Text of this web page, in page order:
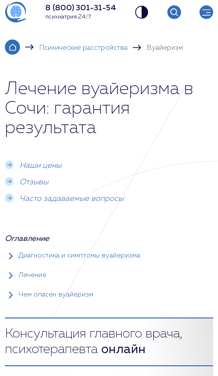
8 (800) 301-31-54
психиатрия 24/7
Психические расстройства Вуайеризм
Лечение вуайеризма в
Сочи: гарантия
результата
Наши цены
Отзывы
Часто задаваемые вопросы
Оглавление
Диагностика и симптомы вуайеризма
Лечение
Чем опасен вуайеризм
Консультация главного врача,
психотерапевта онлайн